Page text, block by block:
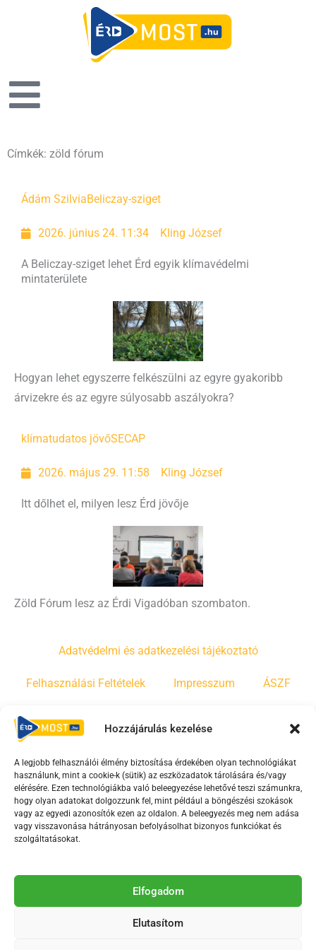
Hozzájárulás kezelése
A legjobb felhasználói élmény biztosítása érdekében olyan technológiákat
használunk, mint a cookie-k (sütik) az eszközadatok tárolására és/vagy
elérésére. Ezen technológiákba való beleegyezése lehetővé teszi számunkra,
hogy olyan adatokat dolgozzunk fel, mint például a böngészési szokások
vagy az egyedi azonosítók ezen az oldalon. A beleegyezés meg nem adása
vagy visszavonása hátrányosan befolyásolhat bizonyos funkciókat és
szolgáltatásokat.
Elfogadom
Elutasítom
Címkék: zöld fórum
Ádám SzilviaBeliczay-sziget
2026. június 24. 11:34 Kling József
A Beliczay-sziget lehet Érd egyik klímavédelmi
mintaterülete
Hogyan lehet egyszerre felkészülni az egyre gyakoribb
árvizekre és az egyre súlyosabb aszályokra?
klímatudatos jövőSECAP
2026. május 29. 11:58 Kling József
Itt dőlhet el, milyen lesz Érd jövője
Zöld Fórum lesz az Érdi Vigadóban szombaton.
Adatvédelmi és adatkezelési tájékoztató
Felhasználási Feltételek Impresszum ÁSZF
Irányelvek
F
a
c
e
b
o
-
Y
o
u
t
u
e
s
T
i
k
t
Az Érd Média médiaszolgáltatási tevékenységét a
Médiatanács a Magyar Média Mecenatúra program